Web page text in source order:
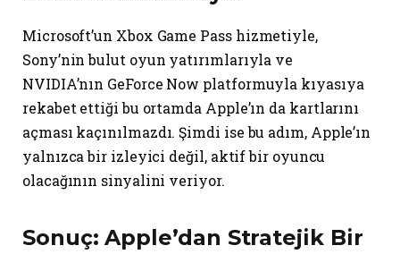
Microsoft’un Xbox Game Pass hizmetiyle,
Sony’nin bulut oyun yatırımlarıyla ve
NVIDIA’nın GeForce Now platformuyla kıyasıya
rekabet ettiği bu ortamda Apple’ın da kartlarını
açması kaçınılmazdı. Şimdi ise bu adım, Apple’ın
yalnızca bir izleyici değil, aktif bir oyuncu
olacağının sinyalini veriyor.
Sonuç: Apple’dan Stratejik Bir